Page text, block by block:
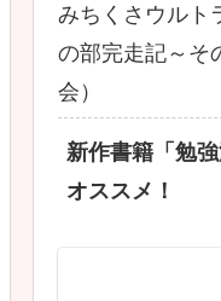
みちくさウルト
の部完走記～そ
会）
新作書籍「勉
オススメ！